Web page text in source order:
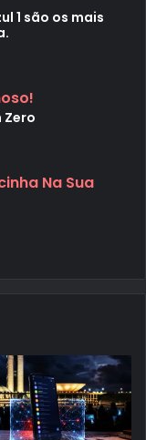
1 são os mais
Zero
Na Sua